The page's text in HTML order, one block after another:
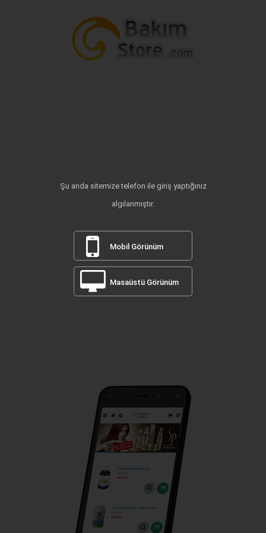
Şu anda sitemize telefon ile giriş yaptığınız
algılanmıştır.
Mobil Görünüm
Masaüstü Görünüm